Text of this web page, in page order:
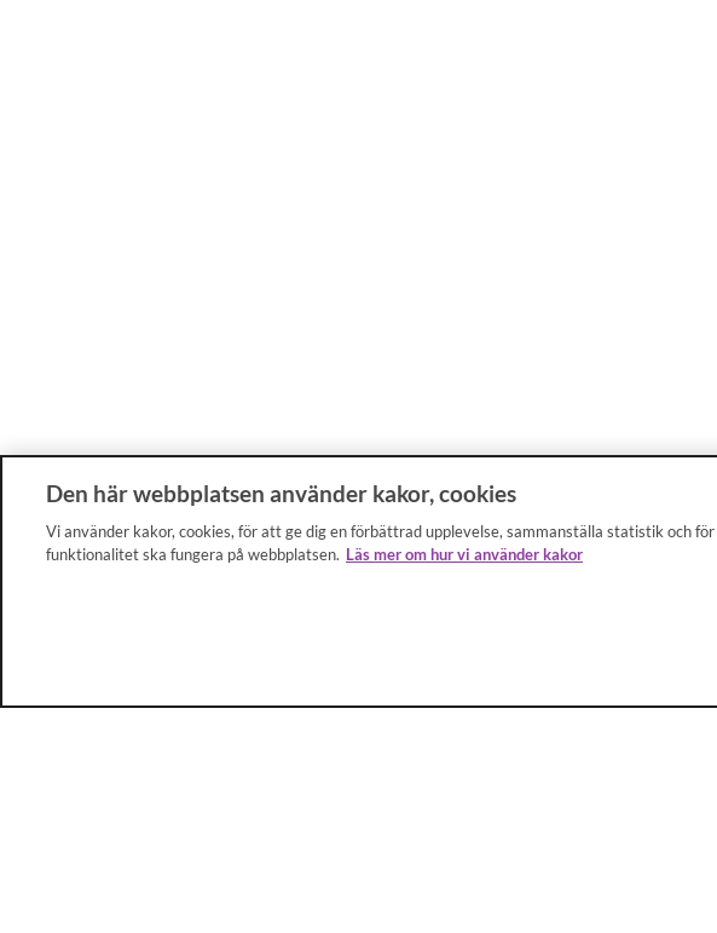
Den här webbplatsen använder kakor, cookies
Vi använder kakor, cookies, för att ge dig en förbättrad upplevelse, sammanställa statistik och
funktionalitet ska fungera på webbplatsen. Läs mer om hur vi använder kakor